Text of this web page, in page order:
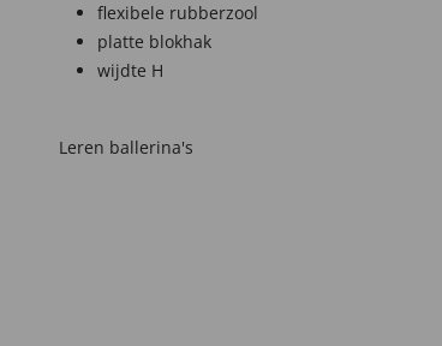
flexibele rubberzool
platte blokhak
wijdte H
Leren ballerina's